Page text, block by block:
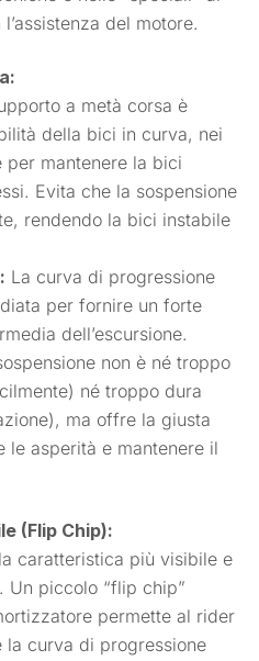
del motore.
a metà corsa è
della bici in curva, nei
mantenere la bici
Evita che la sospensione
rendendo la bici instabile
La curva di progressione
per fornire un forte
dell’escursione.
non è né troppo
né troppo dura
ma offre la giusta
le asperità e mantenere il
(Flip Chip):
caratteristica più visibile e
Un piccolo “flip chip”
permette al rider
curva di progressione